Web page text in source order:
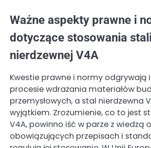
Ważne aspekty prawne i
dotyczące stosowania stali
nierdzewnej V4A
Kwestie prawne i normy odgrywają
procesie wdrażania materiałów
przemysłowych, a stal nierdzewna
wyjątkiem. Zrozumienie, co to jest
V4A, powinno iść w parze z wiedzą o
obowiązujących przepisach i